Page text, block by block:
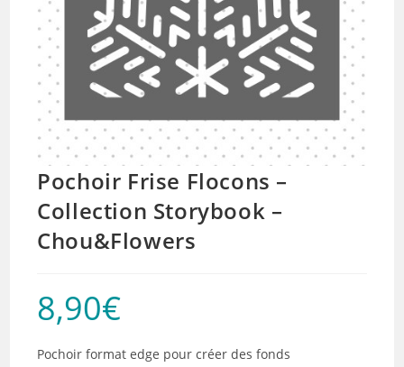
Pochoir Frise Flocons –
Collection Storybook –
Chou&Flowers
8,90€
Pochoir format edge pour créer des fonds